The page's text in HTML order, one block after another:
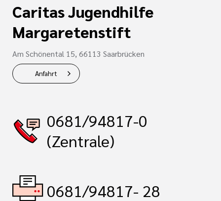
Caritas Jugendhilfe
Margaretenstift
Am Schönental 15, 66113 Saarbrücken
Anfahrt
0681/94817-0
(Zentrale)
0681/94817- 28